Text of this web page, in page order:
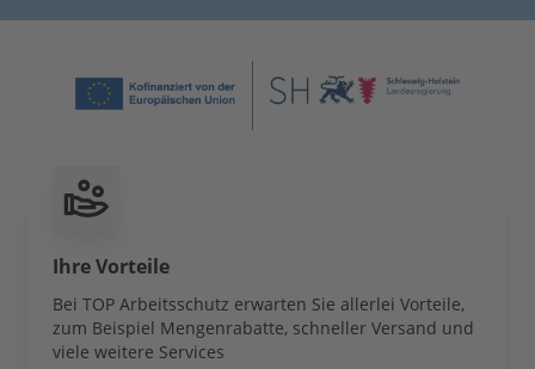
Ihre Vorteile
Bei TOP Arbeitsschutz erwarten Sie allerlei Vorteile,
zum Beispiel Mengenrabatte, schneller Versand und
viele weitere Services